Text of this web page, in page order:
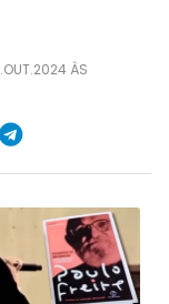
ÀS